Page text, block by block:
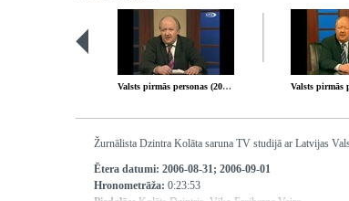
Valsts pirmās personas (2006-08-24)
Žurnālista Dzintra Kolāta saruna TV studijā ar Latvijas
Ētera datumi: 2006-08-31; 2006-09-01
Hronometrāža: 0:23:53